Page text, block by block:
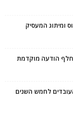
הודעה מוקדמת
לחמש השנים